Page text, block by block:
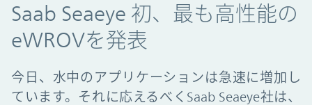
Saab Seaeye launches its first and most
Saab Seaeye 初、最も高性能の
eWROVを発表
今日、水中のアプリケーションは急速に増加し
ています。それに応えるべくSaab Seaeye社は、